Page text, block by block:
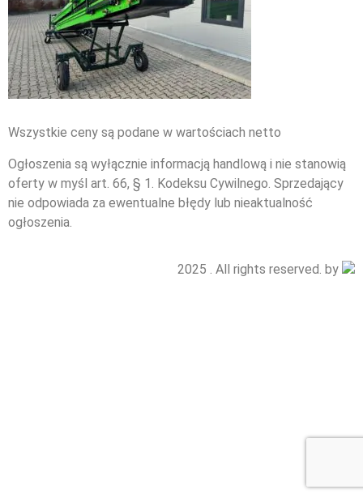
Wszystkie ceny są podane w wartościach netto
Ogłoszenia są wyłącznie informacją handlową i nie stanowią
oferty w myśl art. 66, § 1. Kodeksu Cywilnego. Sprzedający
nie odpowiada za ewentualne błędy lub nieaktualność
ogłoszenia.
2025 . All rights reserved. by